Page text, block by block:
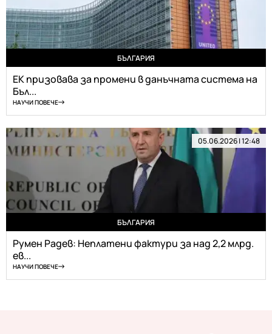
БЪЛГАРИЯ
ЕК призовава за промени в данъчната система на
Бъл...
НАУЧИ ПОВЕЧЕ
05.06.2026 | 12:48
БЪЛГАРИЯ
Румен Радев: Неплатени фактури за над 2,2 млрд.
ев...
НАУЧИ ПОВЕЧЕ